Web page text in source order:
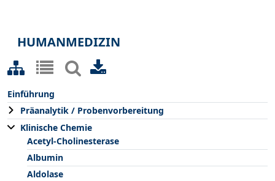
HUMANMEDIZIN
Einführung
Präanalytik / Probenvorbereitung
Klinische Chemie
Acetyl-Cholinesterase
Albumin
Aldolase